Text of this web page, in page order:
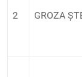
2 GROZA